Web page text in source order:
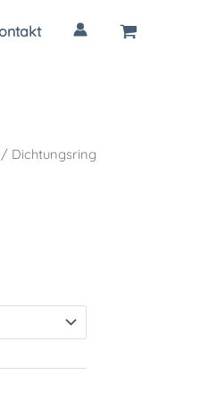
/ Dichtungsring